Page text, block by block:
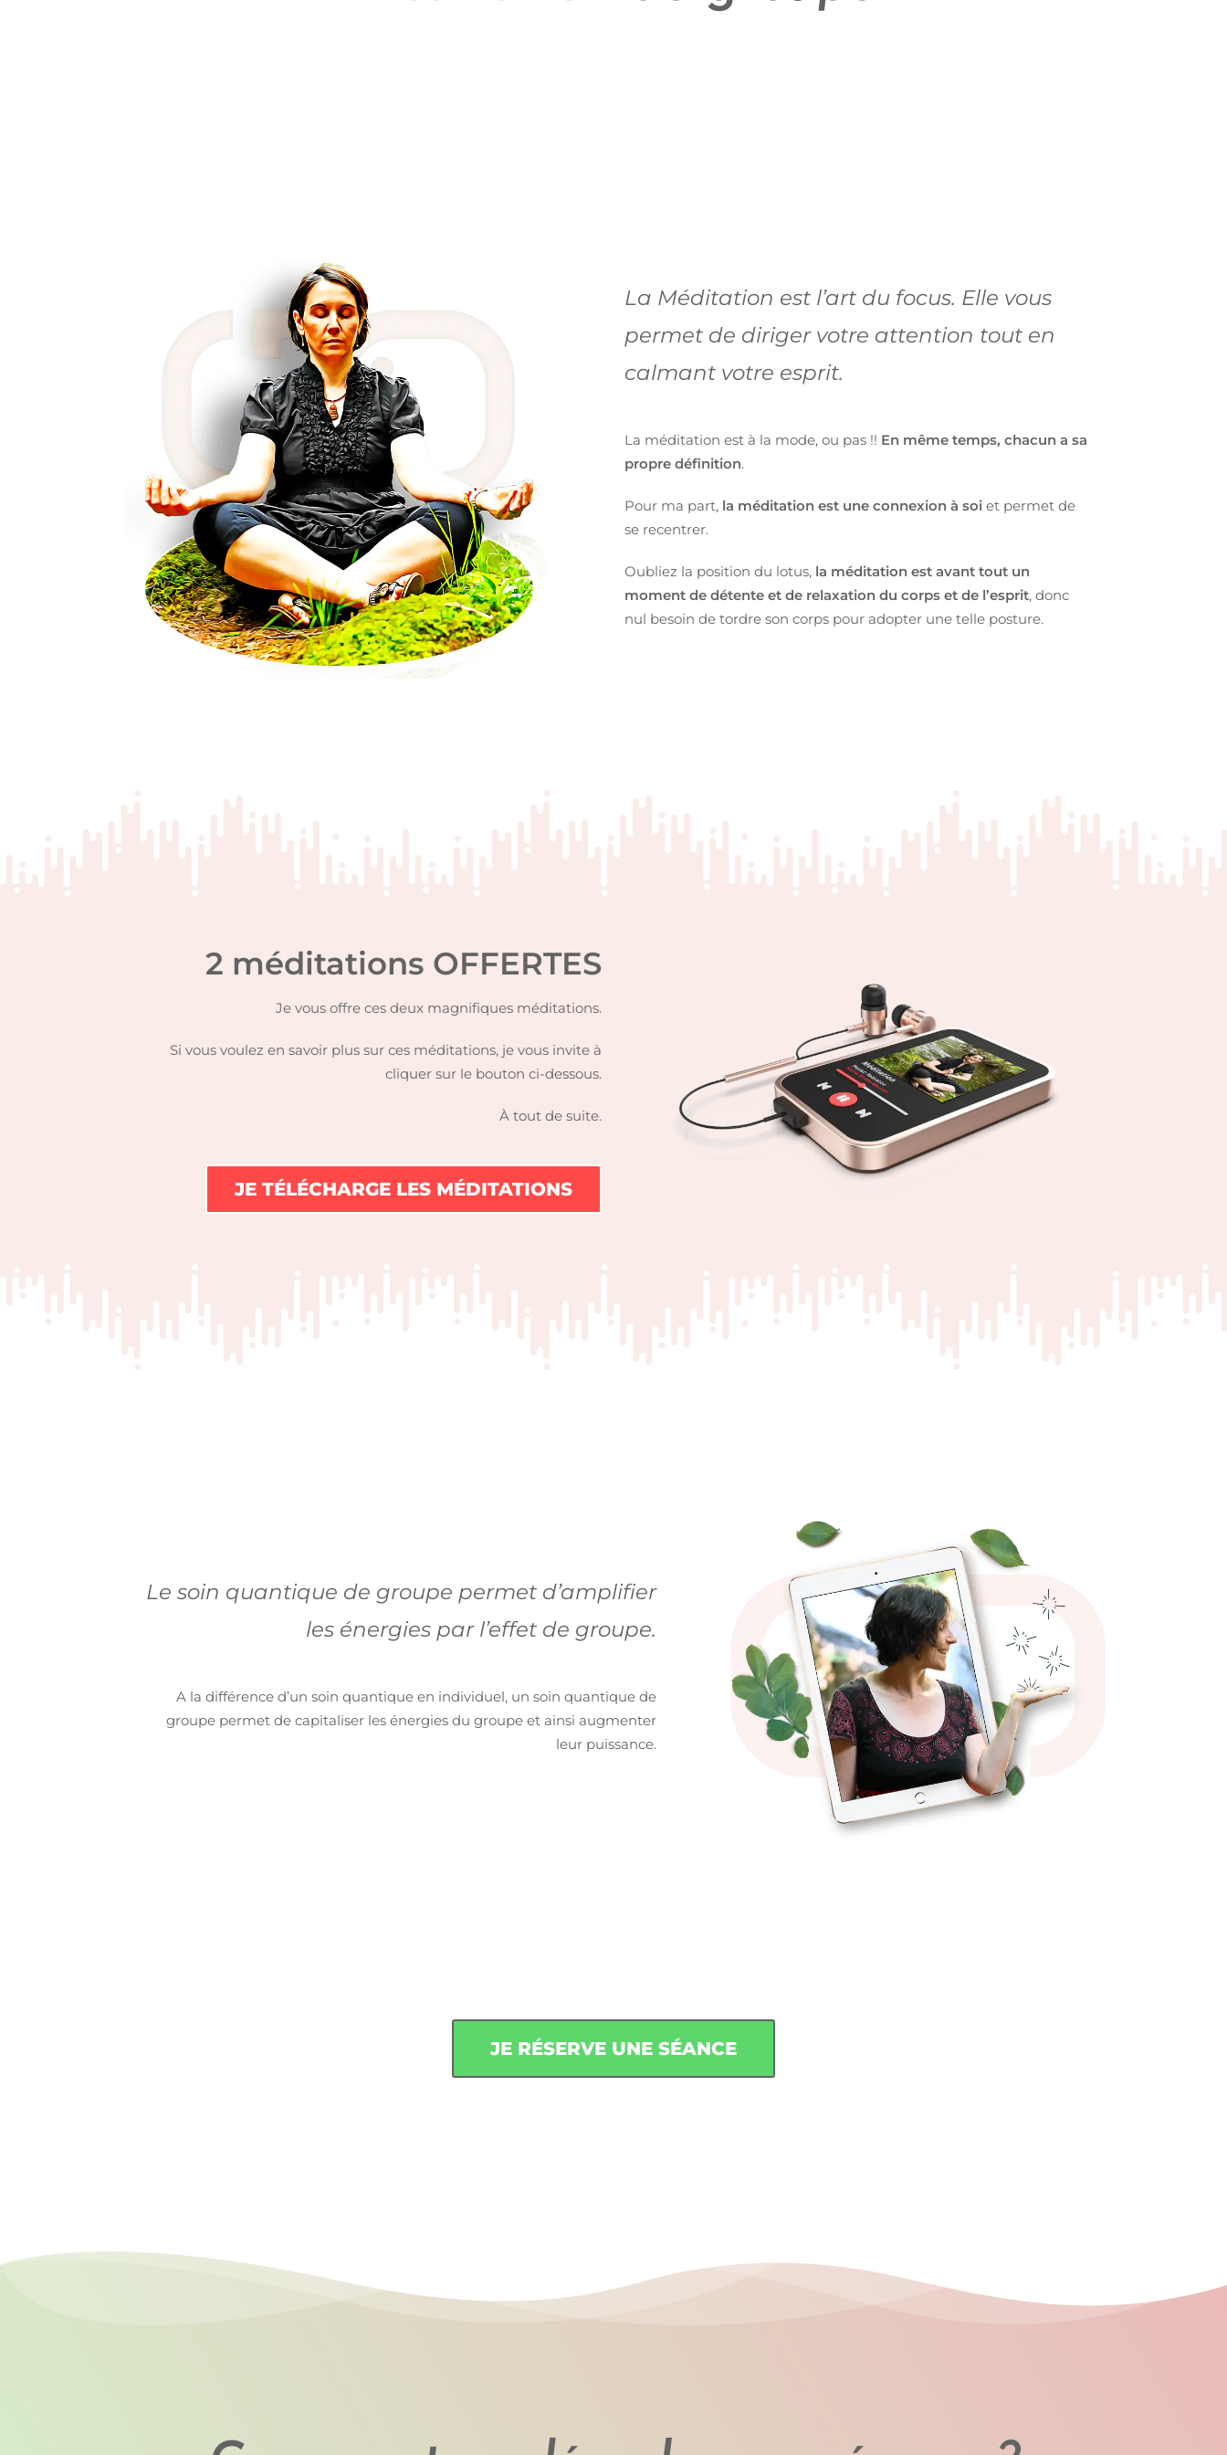
La Méditation est l’art du focus. Elle vous
permet de diriger votre attention tout en
calmant votre esprit.
La méditation est à la mode, ou pas !! En même temps, chacun a sa
propre définition.
Pour ma part, la méditation est une connexion à soi et permet de
se recentrer.
Oubliez la position du lotus, la méditation est avant tout un
moment de détente et de relaxation du corps et de l’esprit, donc
nul besoin de tordre son corps pour adopter une telle posture.
2 méditations OFFERTES
Je vous offre ces deux magnifiques méditations.
Si vous voulez en savoir plus sur ces méditations, je vous invite à
cliquer sur le bouton ci-dessous.
À tout de suite.
JE TÉLÉCHARGE LES MÉDITATIONS
Le soin quantique de groupe permet d’amplifier
les énergies par l’effet de groupe.
A la différence d’un soin quantique en individuel, un soin quantique de
groupe permet de capitaliser les énergies du groupe et ainsi augmenter
leur puissance.
JE RÉSERVE UNE SÉANCE